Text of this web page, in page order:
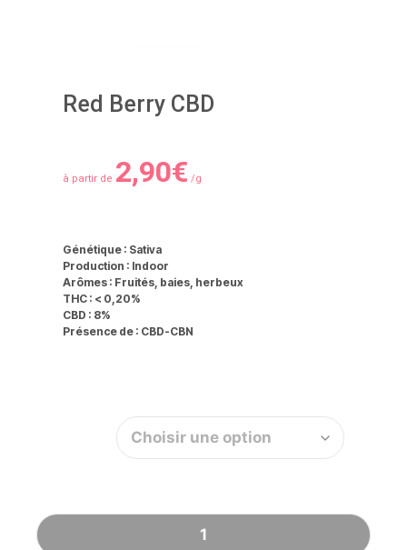
Red Berry CBD
à partir de 2,90€ /g
Génétique : Sativa
Production : Indoor
Arômes : Fruités, baies, herbeux
THC : < 0,20%
CBD : 8%
Présence de : CBD-CBN